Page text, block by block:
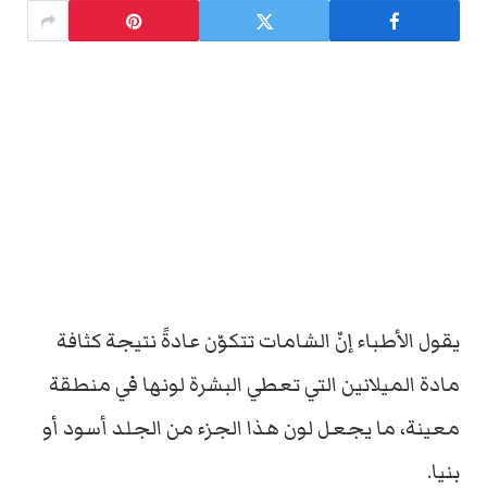
يقول الأطباء إنّ الشامات تتكوّن عادةً نتيجة كثافة
مادة الميلانين التي تعطي البشرة لونها في منطقة
معينة، ما يجعل لون هذا الجزء من الجلد أسود أو
بنيا.